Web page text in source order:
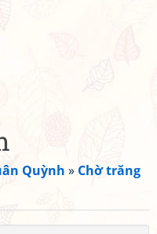
Quỳnh » Chờ trăng